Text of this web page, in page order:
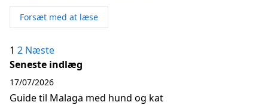
Forsæt med at læse
Indlægsinddeling
1 2 Næste
Seneste indlæg
Guide til Malaga med hund og kat
17/07/2026